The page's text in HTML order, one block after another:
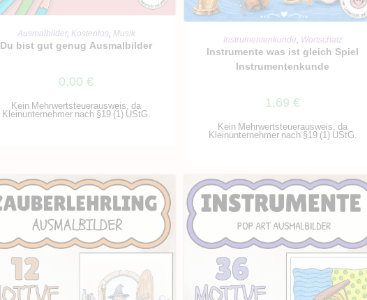
IN DEN WARENKORB
Ausmalbilder, Kostenlos, Musik
Du bist gut genug Ausmalbilder
0,00€
Kein Mehrwertsteuerausweis, da
Kleinunternehmer nach §19 (1) UStG.
IN DEN WARENKORB
Instrumentenkunde, Wortschatz
Instrumente was ist gleich Spiel
Instrumentenkunde
1,69€
Kein Mehrwertsteuerausweis, da
Kleinunternehmer nach §19 (1) UStG.